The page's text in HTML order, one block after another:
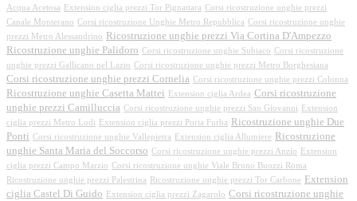
Acqua Acetosa
Extension ciglia prezzi Tor Pignattara Corsi ricostruzione unghie prezzi
Canale Monterano Corsi ricostruzione Unghie Metro Repubblica Corsi ricostruzione unghie
prezzi Metro Alessandrino
Ricostruzione unghie prezzi Via Cortina D'Ampezzo
Ricostruzione unghie Palidoro Corsi ricostruzione unghie Subiaco Corsi ricostruzione
unghie prezzi Gallicano nel Lazio Corsi ricostruzione unghie prezzi Metro Borghesiana
Corsi ricostruzione unghie prezzi Cornelia Corsi ricostruzione unghie prezzi Colonna
Ricostruzione unghie Casetta Mattei Extension ciglia Ardea Corsi ricostruzione
unghie prezzi Camilluccia Corsi ricostruzione unghie prezzi San Giovanni
Extension
ciglia prezzi Metro Lodi
Extension ciglia prezzi Porta Furba
Ricostruzione unghie Due
Ponti Corsi ricostruzione unghie Vallepietra Extension ciglia Allumiere
Ricostruzione
unghie Santa Maria del Soccorso Corsi ricostruzione unghie prezzi Anzio
Extension
ciglia prezzi Campo Marzio Corsi ricostruzione unghie Viale Bruno Buozzi Roma
Ricostruzione unghie prezzi Palestrina
Ricostruzione unghie prezzi Tor Carbone
Extension
ciglia Castel Di Guido
Extension ciglia prezzi Zagarolo Corsi ricostruzione unghie